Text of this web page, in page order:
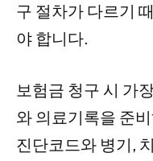
구 절차가 다르기
야 합니다.
보험금 청구 시 가
와 의료기록을 준
진단코드와 병기,